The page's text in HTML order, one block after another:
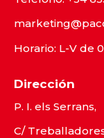
Horario: L-V de
Dirección
P. I. els Serrans,
C/